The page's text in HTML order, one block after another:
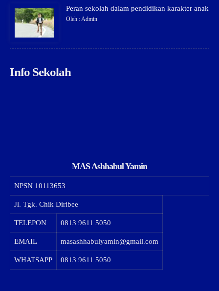
Peran sekolah dalam pendidikan karakter anak
Oleh : Admin
Info Sekolah
MAS Ashhabul Yamin
NPSN 10113653
Jl. Tgk. Chik Diribee
TELEPON 0813 9611 5050
EMAIL masashhabulyamin@gmail.com
WHATSAPP 0813 9611 5050